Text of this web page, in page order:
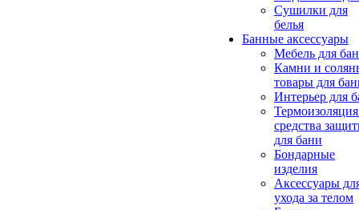
Сушилки для
белья
Банные аксессуары
Мебель для
Камни и
товары для
Интерьер для
средства
для бани
Бондарные
изделия
Аксеcсуары
ухода за телом